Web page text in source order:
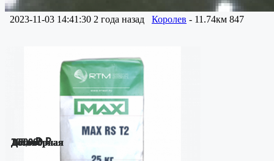
790,000 ₽
Договорная
160,000 ₽
120,000 ₽
7,500 ₽
Договорная
1,000 ₽
1,000 ₽
1,000 ₽
1,000 ₽
Договорная
Договорная
Договорная
Договорная
2023-11-03 14:41:30 2 года назад Королев - 11.74км 847
Договорная
Договорная